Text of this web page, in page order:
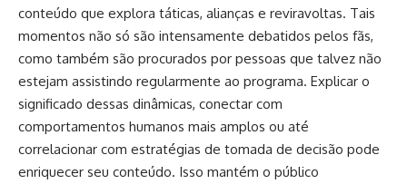
conteúdo que explora táticas, alianças e reviravoltas. Tais
momentos não só são intensamente debatidos pelos fãs,
como também são procurados por pessoas que talvez não
estejam assistindo regularmente ao programa. Explicar o
significado dessas dinâmicas, conectar com
comportamentos humanos mais amplos ou até
correlacionar com estratégias de tomada de decisão pode
enriquecer seu conteúdo. Isso mantém o público